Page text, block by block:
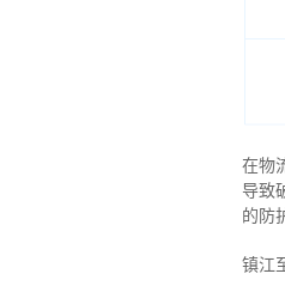
在物
导致
的防
镇江